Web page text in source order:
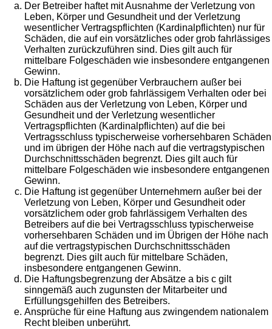
Der Betreiber haftet mit Ausnahme der Verletzung von
Leben, Körper und Gesundheit und der Verletzung
wesentlicher Vertragspflichten (Kardinalpflichten) nur für
Schäden, die auf ein vorsätzliches oder grob fahrlässiges
Verhalten zurückzuführen sind. Dies gilt auch für
mittelbare Folgeschäden wie insbesondere entgangenen
Gewinn.
Die Haftung ist gegenüber Verbrauchern außer bei
vorsätzlichem oder grob fahrlässigem Verhalten oder bei
Schäden aus der Verletzung von Leben, Körper und
Gesundheit und der Verletzung wesentlicher
Vertragspflichten (Kardinalpflichten) auf die bei
Vertragsschluss typischerweise vorhersehbaren Schäden
und im übrigen der Höhe nach auf die vertragstypischen
Durchschnittsschäden begrenzt. Dies gilt auch für
mittelbare Folgeschäden wie insbesondere entgangenen
Gewinn.
Die Haftung ist gegenüber Unternehmern außer bei der
Verletzung von Leben, Körper und Gesundheit oder
vorsätzlichem oder grob fahrlässigem Verhalten des
Betreibers auf die bei Vertragsschluss typischerweise
vorhersehbaren Schäden und im Übrigen der Höhe nach
auf die vertragstypischen Durchschnittsschäden
begrenzt. Dies gilt auch für mittelbare Schäden,
insbesondere entgangenen Gewinn.
Die Haftungsbegrenzung der Absätze a bis c gilt
sinngemäß auch zugunsten der Mitarbeiter und
Erfüllungsgehilfen des Betreibers.
Ansprüche für eine Haftung aus zwingendem nationalem
Recht bleiben unberührt.